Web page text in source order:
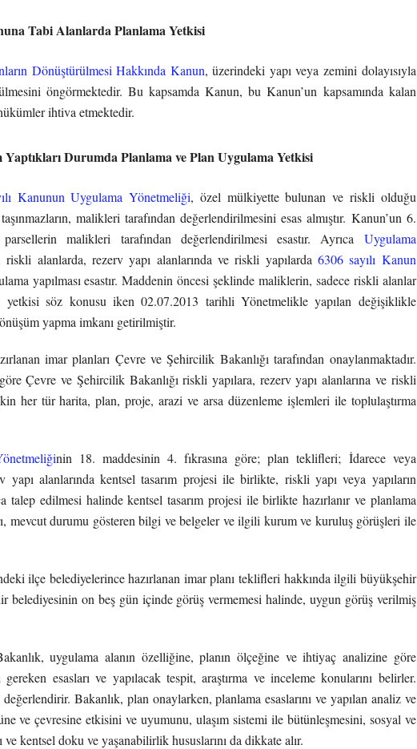
Tabi Alanlarda Planlama Yetkisi
Dönüştürülmesi Hakkında Kanun, üzerindeki yapı veya zemini dolayısıyla
öngörmektedir. Bu kapsamda Kanun, bu Kanun’un kapsamında kalan
ihtiva etmektedir.
Durumda Planlama ve Plan Uygulama Yetkisi
Kanunun Uygulama Yönetmeliği, özel mülkiyette bulunan ve riskli olduğu
malikleri tarafından değerlendirilmesini esas almıştır. Kanun’un 6.
malikleri tarafından değerlendirilmesi esastır. Ayrıca Uygulama
alanlarda, rezerv yapı alanlarında ve riskli yapılarda 6306 sayılı Kanun
yapılması esastır. Maddenin öncesi şeklinde maliklerin, sadece riskli alanlar
söz konusu iken 02.07.2013 tarihli Yönetmelikle yapılan değişiklikle
yapma imkanı getirilmiştir.
imar planları Çevre ve Şehircilik Bakanlığı tarafından onaylanmaktadır.
Çevre ve Şehircilik Bakanlığı riskli yapılara, rezerv yapı alanlarına ve riskli
her tür harita, plan, proje, arazi ve arsa düzenleme işlemleri ile toplulaştırma
nin 18. maddesinin 4. fıkrasına göre; plan teklifleri; İdarece veya
alanlarında kentsel tasarım projesi ile birlikte, riskli yapı veya yapıların
talep edilmesi halinde kentsel tasarım projesi ile birlikte hazırlanır ve planlama
mevcut durumu gösteren bilgi ve belgeler ve ilgili kurum ve kuruluş görüşleri ile
ilçe belediyelerince hazırlanan imar planı teklifleri hakkında ilgili büyükşehir
belediyesinin on beş gün içinde görüş vermemesi halinde, uygun görüş verilmiş
uygulama alanın özelliğine, planın ölçeğine ve ihtiyaç analizine göre
esasları ve yapılacak tespit, araştırma ve inceleme konularını belirler.
Bakanlık, plan onaylarken, planlama esaslarını ve yapılan analiz ve
ve çevresine etkisini ve uyumunu, ulaşım sistemi ile bütünleşmesini, sosyal ve
ve kentsel doku ve yaşanabilirlik hususlarını da dikkate alır.